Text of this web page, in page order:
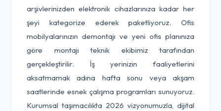
arşivlerinizden elektronik cihazlarınıza kadar her
şeyi kategorize ederek paketliyoruz. Ofis
mobilyalarınızın demontajı ve yeni ofis planınıza
göre montajı teknik ekibimiz tarafından
gerçekleştirilir. İş yerinizin faaliyetlerini
aksatmamak adına hafta sonu veya akşam
saatlerinde esnek çalışma programları sunuyoruz.
Kurumsal taşımacılıkta 2026 vizyonumuzla, dijital